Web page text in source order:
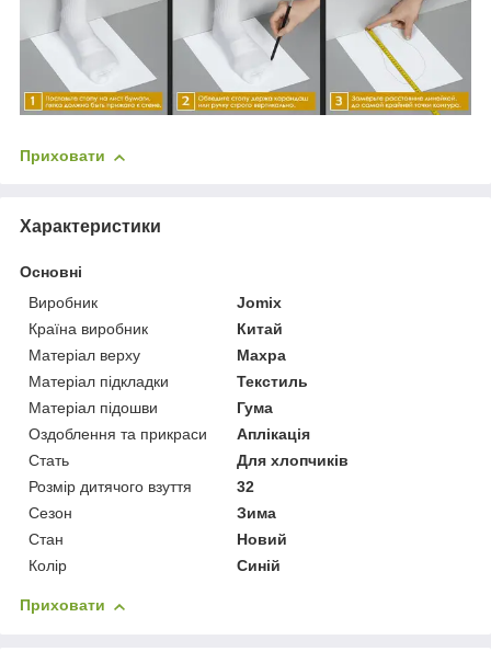
Приховати
Характеристики
Основні
Виробник
Jomix
Країна виробник
Китай
Матеріал верху
Махра
Матеріал підкладки
Текстиль
Матеріал підошви
Гума
Оздоблення та прикраси
Аплікація
Стать
Для хлопчиків
Розмір дитячого взуття
32
Сезон
Зима
Стан
Новий
Колір
Синій
Приховати